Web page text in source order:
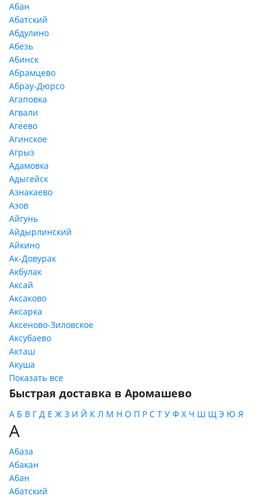
Абан
Абатский
Абдулино
Абезь
Абинск
Абрамцево
Абрау-Дюрсо
Агаповка
Агвали
Агеево
Агинское
Агрыз
Адамовка
Адыгейск
Азнакаево
Азов
Айгунь
Айдырлинский
Айкино
Ак-Довурак
Акбулак
Аксай
Аксаково
Аксарка
Аксеново-Зиловское
Аксубаево
Акташ
Акуша
Показать все
Быстрая доставка в Аромашево
А Б В Г Д Е Ж З И Й К Л М Н О П Р С Т У Ф Х Ч Ш Щ Э Ю Я
А
Абаза
Абакан
Абан
Абатский